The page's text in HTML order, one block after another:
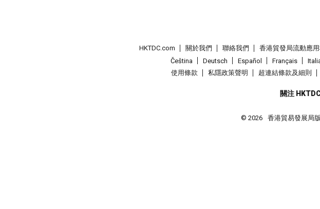
HKTDC.com 關於我們 聯絡我們 香港貿發局流動應
Čeština
Deutsch Español Français
使用條款
私隱政策聲明 超連結條款及細則
關注
© 2026 香港貿易發展局